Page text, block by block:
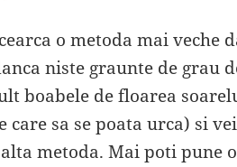
o metoda mai veche
niste graunte de grau
boabele de floarea
care sa se poata urca) si
metoda. Mai poti pune